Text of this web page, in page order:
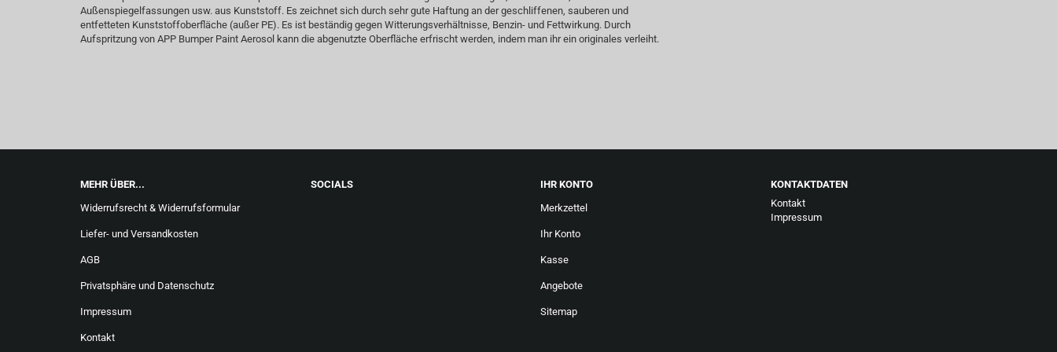
Außenspiegelfassungen usw. aus Kunststoff. Es zeichnet sich durch sehr gute Haftung an der geschliffenen, sauberen und
entfetteten Kunststoffoberfläche (außer PE). Es ist beständig gegen Witterungsverhältnisse, Benzin- und Fettwirkung. Durch
Aufspritzung von APP Bumper Paint Aerosol kann die abgenutzte Oberfläche erfrischt werden, indem man ihr ein originales verleiht.
MEHR ÜBER...
Widerrufsrecht & Widerrufsformular
Liefer- und Versandkosten
AGB
Privatsphäre und Datenschutz
Impressum
Kontakt
SOCIALS
IHR KONTO
Merkzettel
Ihr Konto
Kasse
Angebote
Sitemap
KONTAKTDATEN
Kontakt
Impressum